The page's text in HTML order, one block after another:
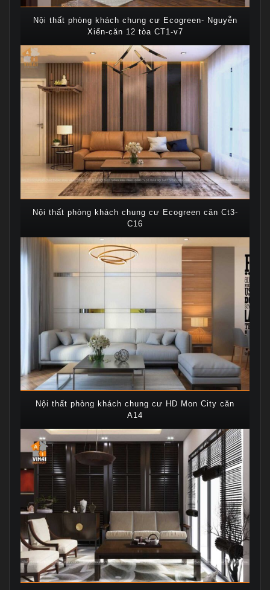
Nội thất phòng khách chung cư Ecogreen- Nguyễn
Xiển-căn 12 tòa CT1-v7
Nội thất phòng khách chung cư Ecogreen căn Ct3-
C16
Nội thất phòng khách chung cư HD Mon City căn
A14